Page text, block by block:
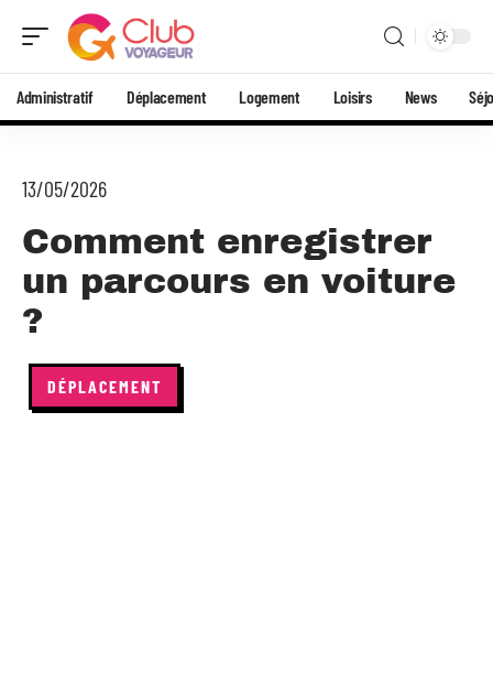
Administratif Déplacement Logement Loisirs News
13/05/2026
Comment enregistrer
un parcours en voiture
?
DÉPLACEMENT